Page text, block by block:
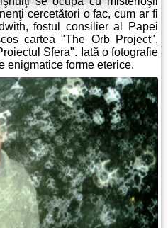
cercetători o fac, cum ar fi
fostul consilier al Papei
cartea "The Orb Project",
Sfera". Iată o fotografie
enigmatice forme eterice.